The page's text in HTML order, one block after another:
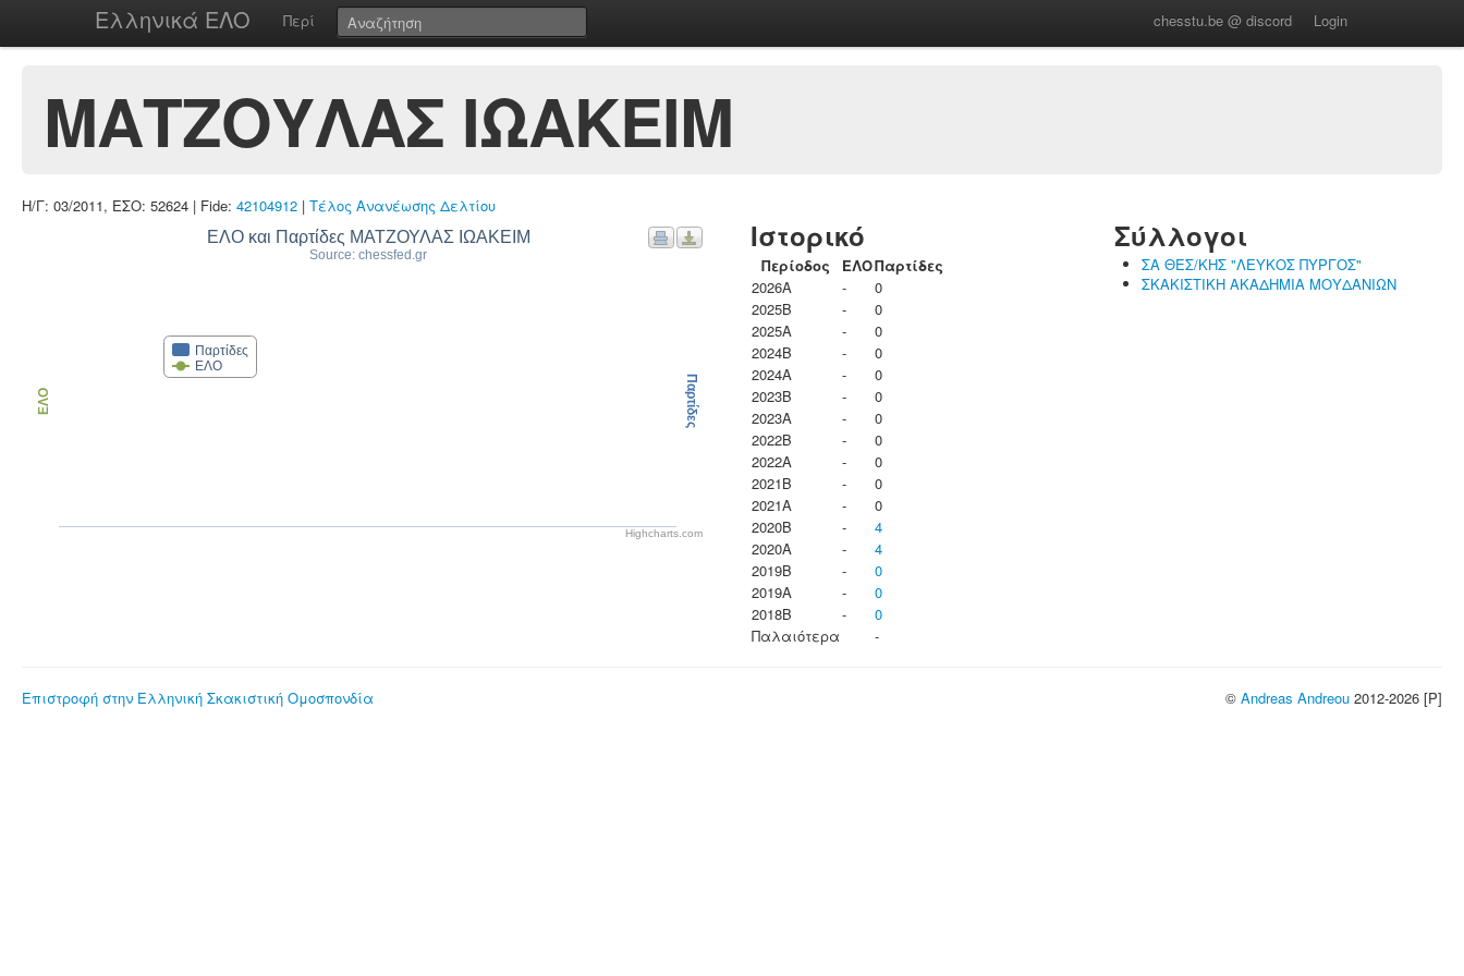
Ελληνικά ΕΛΟ Περί chesstu.be @ discord Login
ΜΑΤΖΟΥΛΑΣ ΙΩΑΚΕΙΜ
Η/Γ: 03/2011, ΕΣΟ: 52624 | Fide: 42104912 | Τέλος Ανανέωσης Δελτίου
ΕΛΟ και Παρτίδες ΜΑΤΖΟΥΛΑΣ ΙΩΑΚΕΙΜ
Source: chessfed.gr
Παρτίδες
ΕΛΟ
ΕΛΟ Παρτίδες
Highcharts.com
Ιστορικό
Περίοδος ΕΛΟΠαρτίδες
2026A
-
0
2025B
-
0
2025A
-
0
2024B
-
0
2024A
-
0
2023B
-
0
2023Α
-
0
2022B
-
0
2022A
-
0
2021B
-
0
2021A
-
0
2020B
-
4
2020A
-
4
2019B
-
0
2019A
-
0
2018B
-
0
Παλαιότερα
-
Σύλλογοι
ΣΑ ΘΕΣ/ΚΗΣ "ΛΕΥΚΟΣ ΠΥΡΓΟΣ"
ΣΚΑΚΙΣΤΙΚΗ ΑΚΑΔΗΜΙΑ ΜΟΥΔΑΝΙΩΝ
Επιστροφή στην Ελληνική Σκακιστική Ομοσπονδία © Andreas Andreou 2012-2026 [P]